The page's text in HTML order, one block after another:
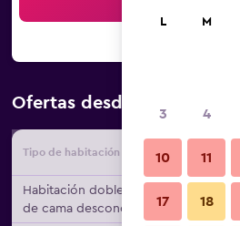
Ofertas desde Oferta
Tipo de habitación
Habitación doble, tipo
de cama desconocido
L M
3 4
10 11
17 18